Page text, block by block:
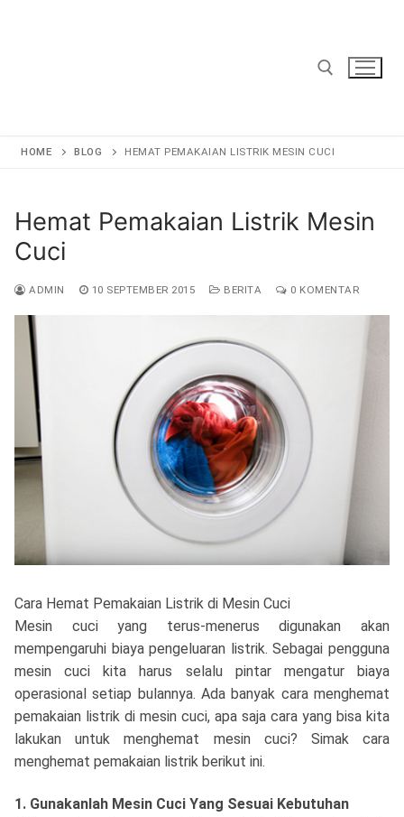
HOME BLOG HEMAT PEMAKAIAN LISTRIK MESIN CUCI
Hemat Pemakaian Listrik Mesin
Cuci
ADMIN 10 SEPTEMBER 2015 BERITA 0 KOMENTAR
Cara Hemat Pemakaian Listrik di Mesin Cuci
Mesin cuci yang terus-menerus digunakan akan
mempengaruhi biaya pengeluaran listrik. Sebagai pengguna
mesin cuci kita harus selalu pintar mengatur biaya
operasional setiap bulannya. Ada banyak cara menghemat
pemakaian listrik di mesin cuci, apa saja cara yang bisa kita
lakukan untuk menghemat mesin cuci? Simak cara
menghemat pemakaian listrik berikut ini.
1. Gunakanlah Mesin Cuci Yang Sesuai Kebutuhan